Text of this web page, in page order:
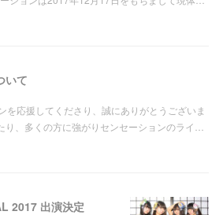
いて
を応援してくださり、誠にありがとうございま
、多くの方に強がりセンセーションのライ…
2017 出演決定